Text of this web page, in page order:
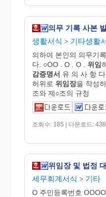
의무 기록 사본
생활서식 > 기타생활
의하여 본인의 의무기
다. ○OO . O . O . 위임
감증명서 유 의 사 항
허위로 위임장을 작성
조와 제○조의 규정
조회수: 185 | 다운로드: 438
위임장 및 법정
세무회계서식 > 기타
O 주민등록번호